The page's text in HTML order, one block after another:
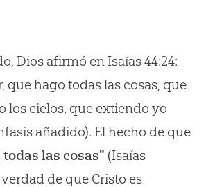
Dios afirmó en Isaías 44:24:
que hago todas las cosas, que
los cielos, que extiendo yo
añadido). El hecho de que
todas las cosas" (Isaías
de que Cristo es